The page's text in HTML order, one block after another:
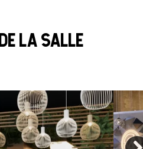
LA SALLE